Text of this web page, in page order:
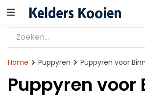
Home Puppyren Puppyren voor
Puppyren voor